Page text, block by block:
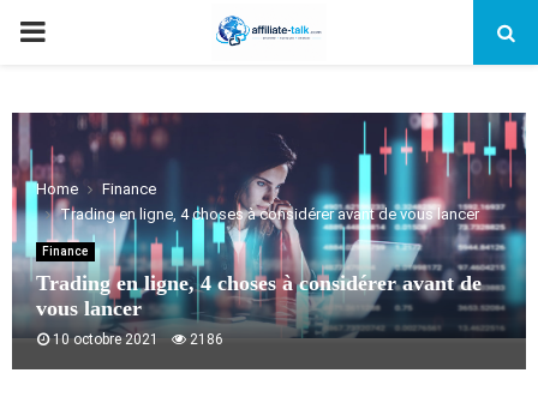
PRIMARY
Home
Finance
Trading en ligne, 4 choses à considérer avant de vous lancer
Finance
Trading en ligne, 4 choses à considérer avant de
vous lancer
10 octobre 2021 2186